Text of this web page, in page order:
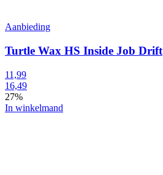
Aanbieding
Turtle Wax HS Inside Job Drift
11,99
16,49
27%
In winkelmand